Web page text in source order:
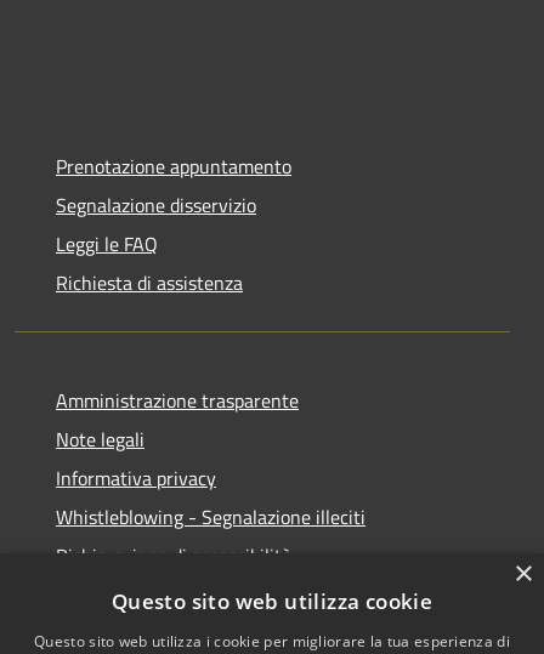
Prenotazione appuntamento
Segnalazione disservizio
Leggi le FAQ
Richiesta di assistenza
Amministrazione trasparente
Note legali
Informativa privacy
Whistleblowing - Segnalazione illeciti
Dichiarazione di accessibilità
Obiettivi di acessibilità
×
Questo sito web utilizza cookie
Questo sito web utilizza i cookie per migliorare la tua esperienza di